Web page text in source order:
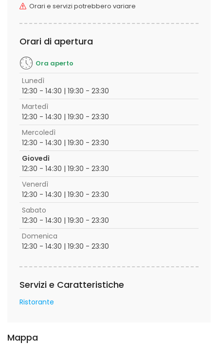
Orari e servizi potrebbero variare
Orari di apertura
Ora aperto
Lunedì
12:30 - 14:30 | 19:30 - 23:30
Martedì
12:30 - 14:30 | 19:30 - 23:30
Mercoledì
12:30 - 14:30 | 19:30 - 23:30
Giovedì
12:30 - 14:30 | 19:30 - 23:30
Venerdì
12:30 - 14:30 | 19:30 - 23:30
Sabato
12:30 - 14:30 | 19:30 - 23:30
Domenica
12:30 - 14:30 | 19:30 - 23:30
Servizi e Caratteristiche
Ristorante
Mappa